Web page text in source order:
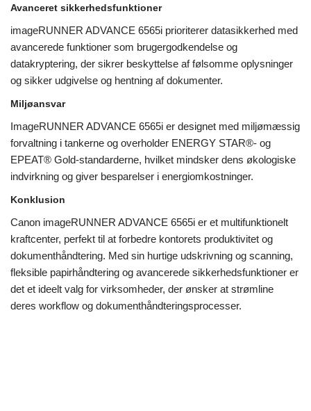
Avanceret sikkerhedsfunktioner
imageRUNNER ADVANCE 6565i prioriterer datasikkerhed med
avancerede funktioner som brugergodkendelse og
datakryptering, der sikrer beskyttelse af følsomme oplysninger
og sikker udgivelse og hentning af dokumenter.
Miljøansvar
ImageRUNNER ADVANCE 6565i er designet med miljømæssig
forvaltning i tankerne og overholder ENERGY STAR®- og
EPEAT® Gold-standarderne, hvilket mindsker dens økologiske
indvirkning og giver besparelser i energiomkostninger.
Konklusion
Canon imageRUNNER ADVANCE 6565i er et multifunktionelt
kraftcenter, perfekt til at forbedre kontorets produktivitet og
dokumenthåndtering. Med sin hurtige udskrivning og scanning,
fleksible papirhåndtering og avancerede sikkerhedsfunktioner er
det et ideelt valg for virksomheder, der ønsker at strømline
deres workflow og dokumenthåndteringsprocesser.